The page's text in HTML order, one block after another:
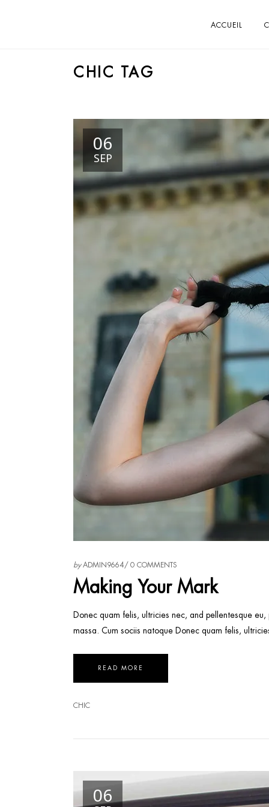
ACCUEIL
CHIC TAG
06
SEP
byADMIN9664 0 COMMENTS
Making Your Mark
Donec quam felis, ultricies nec, and pellentesque
massa. Cum sociis natoque Donec quam felis,
READ MORE
CHIC
06